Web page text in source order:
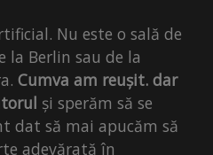
Nu este o sală de
la Berlin sau de la
Cumva am reușit. dar
și sperăm să se
dat să mai apucăm să
adevărată în